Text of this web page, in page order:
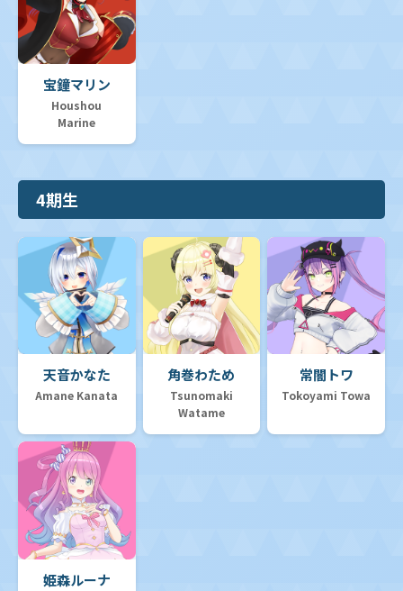
宝鐘マリン
Houshou
Marine
4期生
天音かなた
Amane Kanata
角巻わため
Tsunomaki
Watame
常闇トワ
Tokoyami Towa
姫森ルーナ